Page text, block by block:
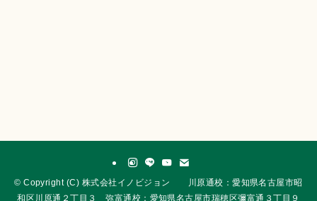
© Copyright (C) 株式会社イノビジョン 川原通校：愛知県名古屋市昭
和区川原通２丁目３ 弥富通校：愛知県名古屋市瑞穂区彌富通３丁目９